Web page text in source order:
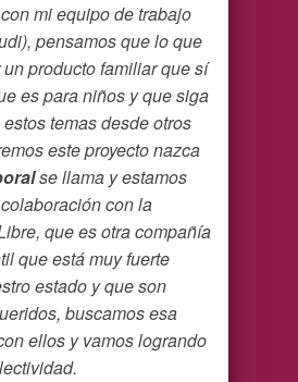
mi equipo de trabajo
pensamos que lo que
producto familiar que sí
es para niños y que siga
temas desde otros
este proyecto nazca
se llama y estamos
con la
que es otra compañía
que está muy fuerte
estado y que son
buscamos esa
ellos y vamos logrando